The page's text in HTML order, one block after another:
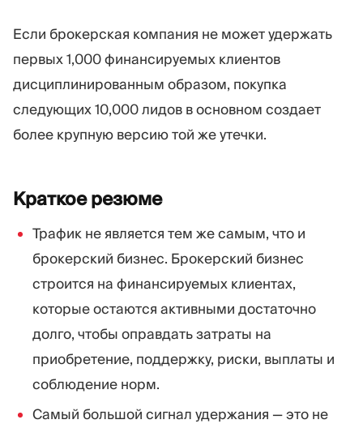
Если брокерская компания не может удержать
первых 1,000 финансируемых клиентов
дисциплинированным образом, покупка
следующих 10,000 лидов в основном создает
более крупную версию той же утечки.
Краткоерезюме
Трафик не является тем же самым, что и
брокерский бизнес. Брокерский бизнес
строится на финансируемых клиентах,
которые остаются активными достаточно
долго, чтобы оправдать затраты на
приобретение, поддержку, риски, выплаты и
соблюдение норм.
Самый большой сигнал удержания — это не